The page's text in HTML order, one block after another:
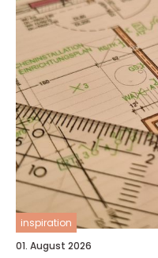
inspiration
01. August 2026